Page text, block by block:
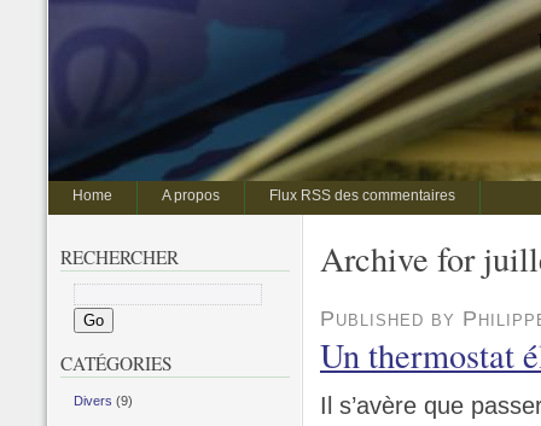
Home A propos Flux RSS des commentaires
Archive for
Published by
Un thermostat
Il s’avère que
RECHERCHER
CATÉGORIES
Divers (9)